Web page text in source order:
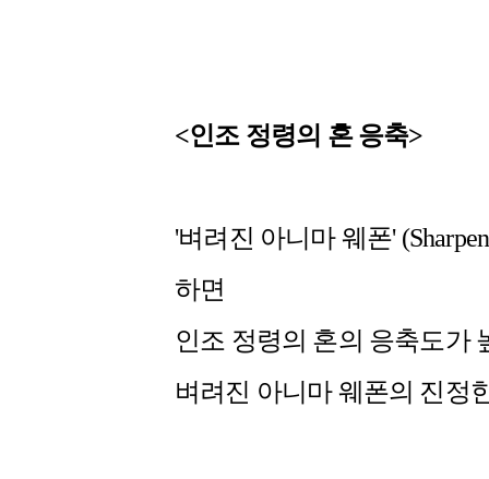
<인조 정령의 혼 응축>
'벼려진 아니마 웨폰'
하면
인조 정령의 혼의 응축도가
벼려진 아니마 웨폰의 진정